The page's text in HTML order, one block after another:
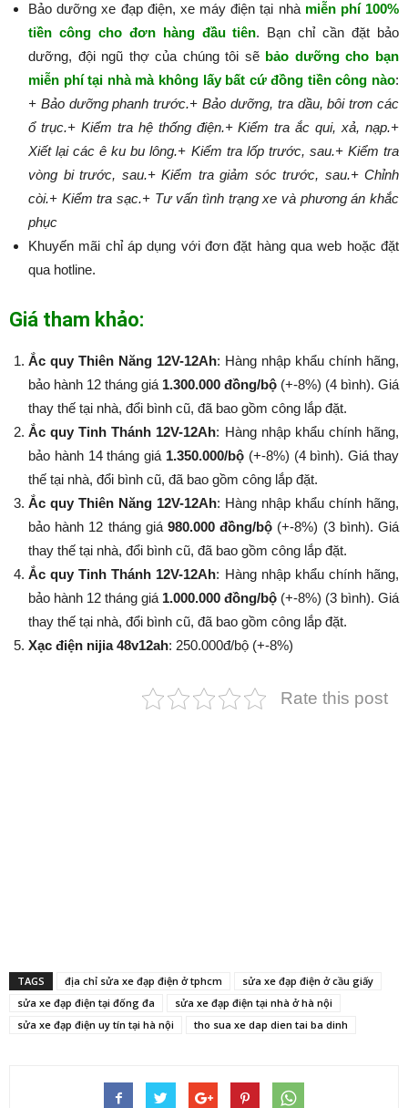
Bảo dưỡng xe đạp điện, xe máy điện tại nhà miễn phí 100%
tiền công cho đơn hàng đầu tiên. Bạn chỉ cần đặt bảo
dưỡng, đội ngũ thợ của chúng tôi sẽ bảo dưỡng cho bạn
miễn phí tại nhà mà không lấy bất cứ đồng tiền công nào:​​​​​
+ Bảo dưỡng phanh trước.+ Bảo dưỡng, tra dầu, bôi trơn các
ổ trục.+ Kiểm tra hệ thống điện.+ Kiểm tra ắc qui, xả, nạp.+
Xiết lại các ê ku bu lông.+ Kiểm tra lốp trước, sau.+ Kiểm tra
vòng bi trước, sau.+ Kiểm tra giảm sóc trước, sau.+ Chỉnh
còi.+ Kiểm tra sạc.+ Tư vấn tình trạng xe và phương án khắc
phục
Khuyến mãi chỉ áp dụng với đơn đặt hàng qua web hoặc đặt
qua hotline.
Giá tham khảo:
Ắc quy Thiên Năng 12V-12Ah: Hàng nhập khẩu chính hãng,
bảo hành 12 tháng giá 1.300.000 đồng/bộ (+-8%) (4 bình). Giá
thay thế tại nhà, đổi bình cũ, đã bao gồm công lắp đặt.
Ắc quy Tinh Thánh 12V-12Ah: Hàng nhập khẩu chính hãng,
bảo hành 14 tháng giá 1.350.000/bộ (+-8%​​​​​​​) (4 bình). Giá thay
thế tại nhà, đổi bình cũ, đã bao gồm công lắp đặt.
Ắc quy Thiên Năng 12V-12Ah: Hàng nhập khẩu chính hãng,
bảo hành 12 tháng giá 980.000 đồng/bộ (+-8%​​​​​​​) (3 bình). Giá
thay thế tại nhà, đổi bình cũ, đã bao gồm công lắp đặt.
Ắc quy Tinh Thánh 12V-12Ah: Hàng nhập khẩu chính hãng,
bảo hành 12 tháng giá 1.000.000 đồng/bộ (+-8%​​​​​​​) (3 bình). Giá
thay thế tại nhà, đổi bình cũ, đã bao gồm công lắp đặt.
Xạc điện nijia 48v12ah: 250.000đ/bộ (+-8%​​​​​​​)
Rate this post
TAGS địa chỉ sửa xe đạp điện ở tphcm
sửa xe đạp điện ở cầu giấy
sửa xe đạp điện tại đống đa
sửa xe đạp điện tại nhà ở hà nội
sửa xe đạp điện uy tín tại hà nội
tho sua xe dap dien tai ba dinh